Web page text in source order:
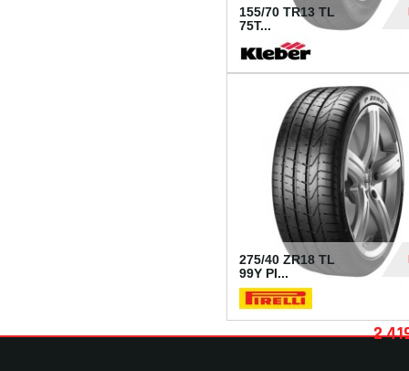
155/70 TR13 TL
75T...
275/40 ZR18 TL
99Y PI...
2